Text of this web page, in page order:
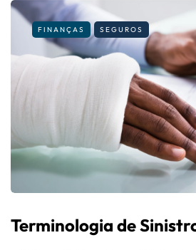
FINANÇAS SEGUROS
Terminologia de